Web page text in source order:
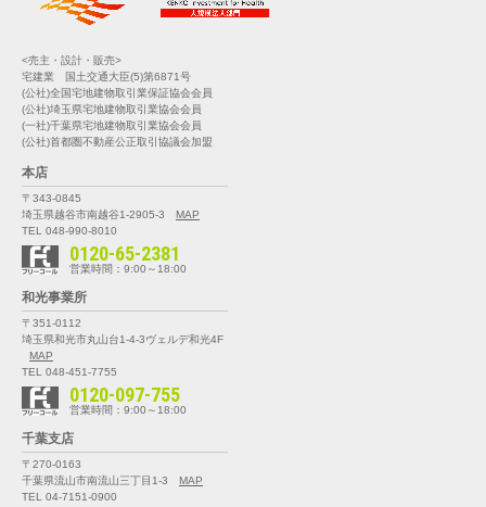
<売主・設計・販売>
宅建業 国土交通大臣(5)第6871号
(公社)全国宅地建物取引業保証協会会員
(公社)埼玉県宅地建物取引業協会会員
(一社)千葉県宅地建物取引業協会会員
(公社)首都圏不動産公正取引協議会加盟
本店
〒343-0845
埼玉県越谷市南越谷1-2905-3
MAP
TEL 048-990-8010
0120-65-2381
営業時間：9:00～18:00
和光事業所
〒351-0112
埼玉県和光市丸山台1-4-3ヴェルデ和光4F
MAP
TEL 048-451-7755
0120-097-755
営業時間：9:00～18:00
千葉支店
〒270-0163
千葉県流山市南流山三丁目1-3
MAP
TEL 04-7151-0900